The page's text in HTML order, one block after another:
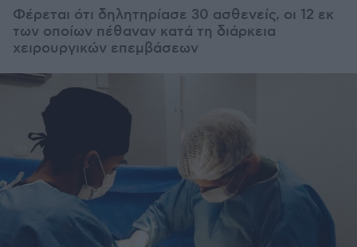
Φέρεται ότι δηλητηρίασε 30 ασθενείς, οι 12 εκ
των οποίων πέθαναν κατά τη διάρκεια
χειρουργικών επεμβάσεων